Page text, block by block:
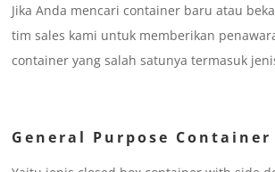
Jika Anda mencari container baru atau
tim sales kami untuk memberikan
container yang salah satunya termasuk
General Purpose Container